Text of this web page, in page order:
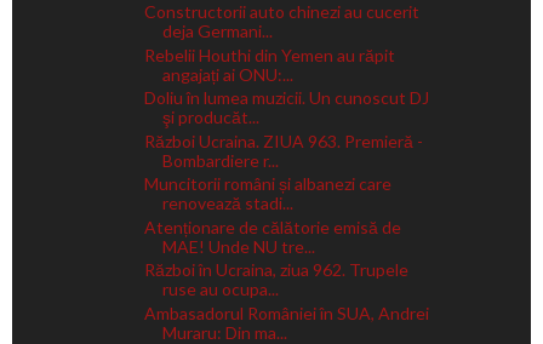
Constructorii auto chinezi au cucerit
deja Germani...
Rebelii Houthi din Yemen au răpit
angajați ai ONU:...
Doliu în lumea muzicii. Un cunoscut DJ
şi producăt...
Război Ucraina. ZIUA 963. Premieră -
Bombardiere r...
Muncitorii români și albanezi care
renovează stadi...
Atenționare de călătorie emisă de
MAE! Unde NU tre...
Război în Ucraina, ziua 962. Trupele
ruse au ocupa...
Ambasadorul României în SUA, Andrei
Muraru: Din ma...